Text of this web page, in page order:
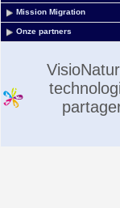
Mission Migration
Onze partners